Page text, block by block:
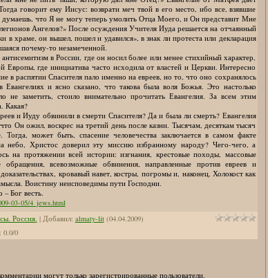
говорит ему Иисус: возврати меч твой в его место, ибо все, взявшие
что Я не могу теперь умолить Отца Моего, и Он представит Мне
Ангелов?» После осуждения Учителя Иуда решается на отчаянный
в храме, он вышел, пошел и удавился», в знак ли протеста или декларация
почему-то незамеченной.
антисемитизм в России, где он носил более или менее стихийный характер,
Европы, где инициатива часто исходила от властей и Церкви. Интересно
в распятии Спасителя пало именно на евреев, но то, что оно сохранялось
Евангелиях и ясно сказано, что такова была воля Божья. Это настолько
не заметить, стоило внимательно прочитать Евангелия. За всем этим
Какая?
и Иуду обвинили в смерти Спасителя? Да и была ли смерть? Евангелия
Он ожил, воскрес на третий день после казни. Тысячам, десяткам тысяч
Тогда, может быть, спасение человечества заключается в самом факте
небо, Христос доверил эту миссию избранному народу? Чего-чего, а
на протяжении всей истории: изгнания, крестовые походы, массовые
обращения, всевозможные обвинения, направленные против евреев и
кровавый навет, костры, погромы и, наконец, Холокост как
Воистину неисповедимы пути Господни.
– Бог весть.
03-05/4_jews.html
Россия. | Добавил: almaty-lit(04.04.2009)
0.0/0
могут только зарегистрированные пользователи.